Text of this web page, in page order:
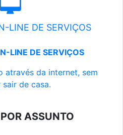
LINE DE SERVIÇOS
LINE DE SERVIÇOS
através da internet, sem
sair de casa.
ASSUNTO